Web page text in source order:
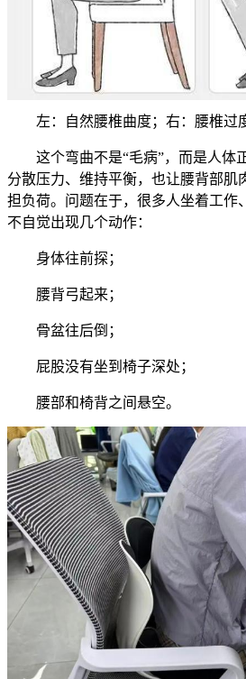
左：自然腰椎曲度；右：腰椎过
这个弯曲不是“毛病”，而是人体
分散压力、维持平衡，也让腰背部肌
担负荷。问题在于，很多人坐着工作
不自觉出现几个动作：
身体往前探；
腰背弓起来；
骨盆往后倒；
屁股没有坐到椅子深处；
腰部和椅背之间悬空。